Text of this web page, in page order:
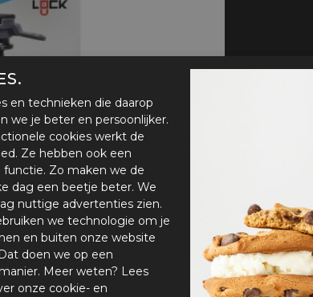
en technieken die daarop
we je beter en persoonlijker.
cookies werkt de
Ze hebben ook een
functie. Zo maken we de
dag een beetje beter. We
nuttige advertenties zien.
we technologie om je
en buiten onze website
doen we op een
Meer weten? Lees
onze cookie- en